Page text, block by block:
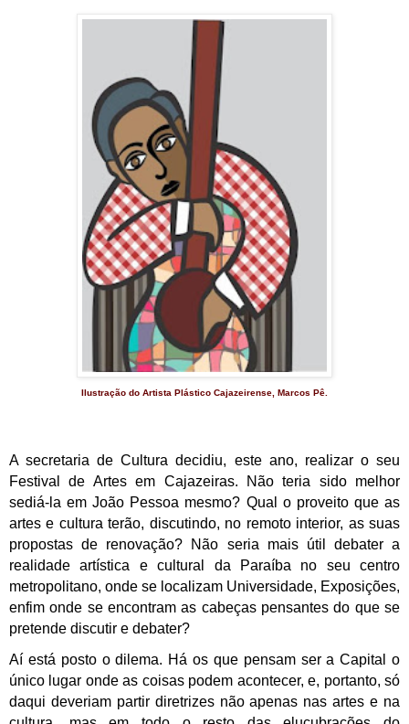
Ilustração do Artista Plástico Cajazeirense, Marcos Pê.
A secretaria de Cultura decidiu, este ano, realizar o seu
Festival de Artes em Cajazeiras. Não teria sido melhor
sediá-la em João Pessoa mesmo? Qual o proveito que as
artes e cultura terão, discutindo, no remoto interior, as suas
propostas de renovação? Não seria mais útil debater a
realidade artística e cultural da Paraíba no seu centro
metropolitano, onde se localizam Universidade, Exposições,
enfim onde se encontram as cabeças pensantes do que se
pretende discutir e debater?
Aí está posto o dilema. Há os que pensam ser a Capital o
único lugar onde as coisas podem acontecer, e, portanto, só
daqui deveriam partir diretrizes não apenas nas artes e na